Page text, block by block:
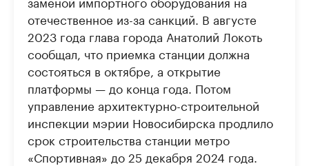
отечественное из-за санкций. В августе
2023 года глава города Анатолий Локоть
сообщал, что приемка станции должна
состояться в октябре, а открытие
платформы — до конца года. Потом
управление архитектурно-строительной
инспекции мэрии Новосибирска продлило
срок строительства станции метро
«Спортивная» до 25 декабря 2024 года.